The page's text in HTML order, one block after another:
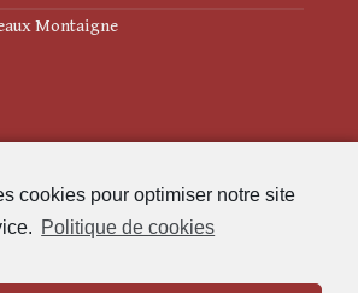
cookies pour optimiser notre site
Politique de cookies
Montaigne
(UE)